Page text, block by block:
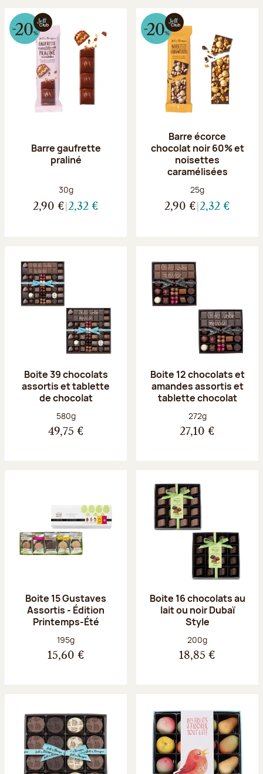
Barre gaufrette
praliné
Poids net :
30g
2,90 € 2,32 €
Barre écorce
chocolat noir 60% et
noisettes
caramélisées
Poids net :
25g
2,90 € 2,32 €
Boite 39 chocolats
assortis et tablette
de chocolat
Poids net :
580g
49,75 €
Boite 12 chocolats et
amandes assortis et
tablette chocolat
Poids net :
272g
27,10 €
Boite 15 Gustaves
Assortis - Édition
Printemps-Été
Poids net :
195g
15,60 €
Boite 16 chocolats au
lait ou noir Dubaï
Style
Poids net :
200g
18,85 €